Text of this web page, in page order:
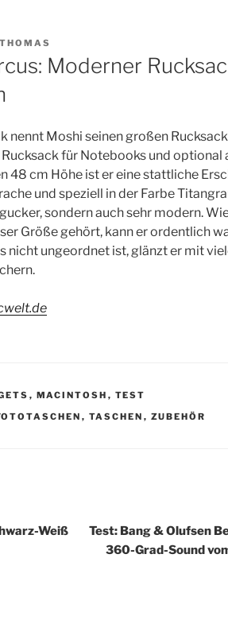
THOMAS
Moderner
nennt Moshi seinen großen
für Notebooks und optional
48 cm Höhe ist er eine stattliche
und speziell in der Farbe
sondern auch sehr modern.
Größe gehört, kann er ordentlich
nicht ungeordnet ist, glänzt er mit
, MACINTOSH , TEST
, TASCHEN , ZUBEHÖR
Weiß
Test: Bang & Olufsen
360-Grad-Sound